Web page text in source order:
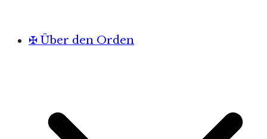
✠ Über den Orden